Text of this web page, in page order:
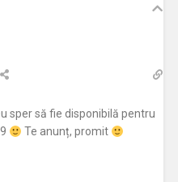
sper să fie disponibilă pentru
Te anunț, promit